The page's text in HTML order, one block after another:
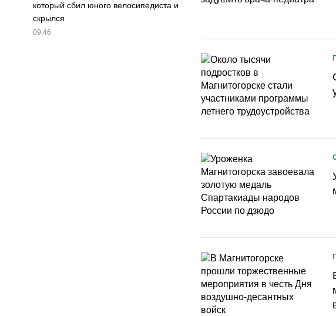
который сбил юного велосипедиста и
скрылся
09:46